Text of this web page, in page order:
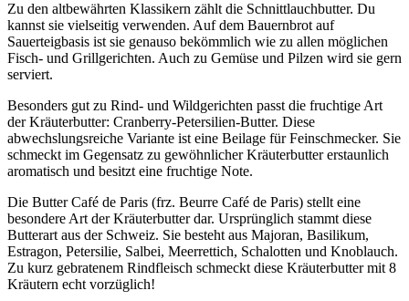
Zu den altbewährten Klassikern zählt die Schnittlauchbutter. Du
kannst sie vielseitig verwenden. Auf dem Bauernbrot auf
Sauerteigbasis ist sie genauso bekömmlich wie zu allen möglichen
Fisch- und Grillgerichten. Auch zu Gemüse und Pilzen wird sie gern
serviert.
Besonders gut zu Rind- und Wildgerichten passt die fruchtige Art
der Kräuterbutter: Cranberry-Petersilien-Butter. Diese
abwechslungsreiche Variante ist eine Beilage für Feinschmecker. Sie
schmeckt im Gegensatz zu gewöhnlicher Kräuterbutter erstaunlich
aromatisch und besitzt eine fruchtige Note.
Die Butter Café de Paris (frz. Beurre Café de Paris) stellt eine
besondere Art der Kräuterbutter dar. Ursprünglich stammt diese
Butterart aus der Schweiz. Sie besteht aus Majoran, Basilikum,
Estragon, Petersilie, Salbei, Meerrettich, Schalotten und Knoblauch.
Zu kurz gebratenem Rindfleisch schmeckt diese Kräuterbutter mit 8
Kräutern echt vorzüglich!